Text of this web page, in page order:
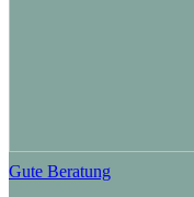
Gute Beratung